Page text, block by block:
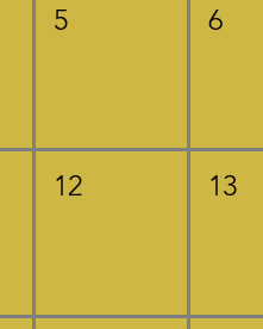
5 6
12 13